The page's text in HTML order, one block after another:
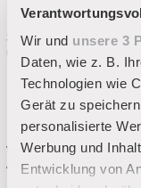
Wir und unsere 3
Daten, wie z. B.
Technologien wie
Gerät zu
personalisierte
Werbung und
Entwicklung von
Lieferland individuell
Standard-
30 kg
bis
50 kg
60,00 €
bis
100 kg
87,00 €
bis
150 kg
114,00 €
ab
150 kg
170,00 €
Versandkosten für die
Ausland auf Anfrage.